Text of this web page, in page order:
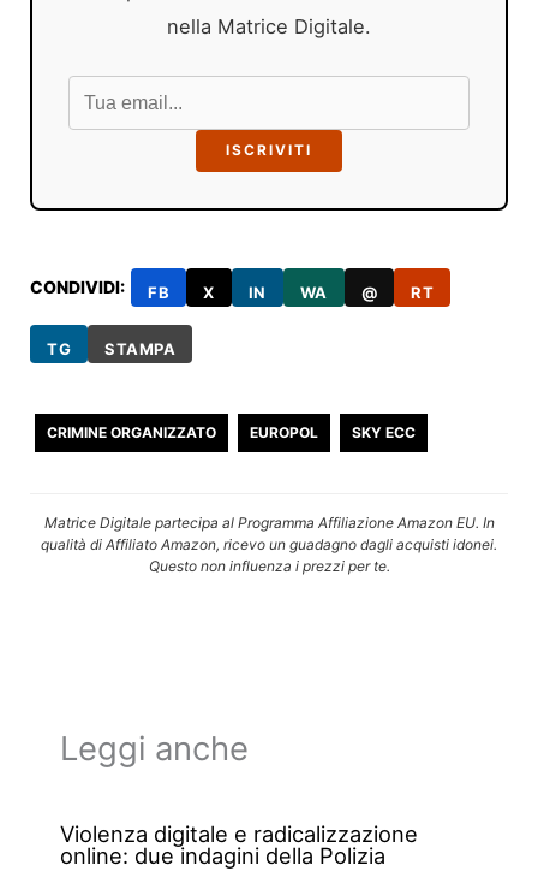
nella Matrice Digitale.
ISCRIVITI
CONDIVIDI: FB X IN WA @ RT
TG STAMPA
CRIMINE ORGANIZZATO EUROPOL SKY ECC
Matrice Digitale partecipa al Programma Affiliazione Amazon EU. In
qualità di Affiliato Amazon, ricevo un guadagno dagli acquisti idonei.
Questo non influenza i prezzi per te.
Leggi anche
Violenza digitale e radicalizzazione
online: due indagini della Polizia